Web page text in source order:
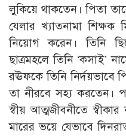
লুকিয়ে থাকতেন। পিতা
যেলার খ্যাতনামা
নিয়োগ করেন। তিনি
ছাত্রমহলে তিনি ‘কসাই’
রঊফকে তিনি নির্দয়ভাবে
তা নীরবে সহ্য করতেন।
স্বীয় আত্মজীবনীতে
মারের ভয়ে যেভাবে